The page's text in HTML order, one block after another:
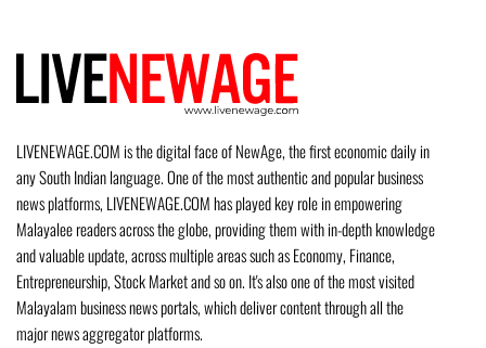
LIVENEWAGE.COM is the digital face of NewAge, the first economic daily in
any South Indian language. One of the most authentic and popular business
news platforms, LIVENEWAGE.COM has played key role in empowering
Malayalee readers across the globe, providing them with in-depth knowledge
and valuable update, across multiple areas such as Economy, Finance,
Entrepreneurship, Stock Market and so on. It's also one of the most visited
Malayalam business news portals, which deliver content through all the
major news aggregator platforms.